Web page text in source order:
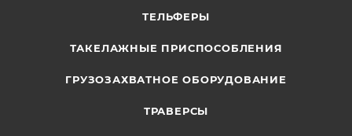
ТЕЛЬФЕРЫ
ТАКЕЛАЖНЫЕ ПРИСПОСОБЛЕНИЯ
ГРУЗОЗАХВАТНОЕ ОБОРУДОВАНИЕ
ТРАВЕРСЫ